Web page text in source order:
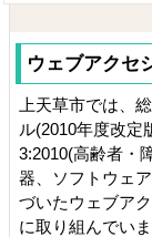
ウェブアクセ
上天草市では、
ル(2010年度改定
3:2010(高齢者・
器、ソフトウェ
づいたウェブア
に取り組んでいま